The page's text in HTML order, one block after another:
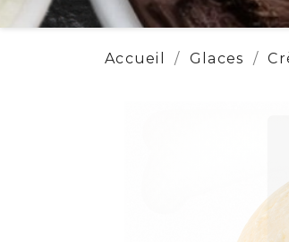
Accueil Glaces